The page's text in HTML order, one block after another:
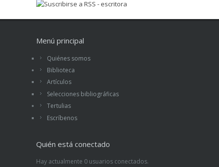
Menú principal
Quiénes somos
Biblioteca
Artículos
Selecciones bibliográficas
Tertulias
Escríbenos
Quién está conectado
Hay actualmente 0 usuarios conectados.